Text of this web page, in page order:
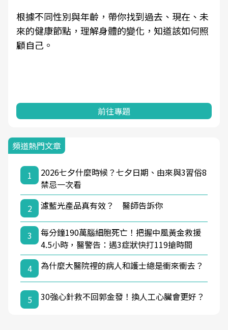
根據不同性別與年齡，帶你找到過去、現在、未
來的健康節點，理解身體的變化，知道該如何照
顧自己。
前往專題
頻道熱門文章
1
2026七夕什麼時候？七夕日期、由來與3習俗8
禁忌一次看
2
濾藍光產品真有效？ 醫師告訴你
3
每分鐘190萬腦細胞死亡！把握中風黃金救援
4.5小時，醫警告：遇3症狀快打119搶時間
4
為什麼大醫院裡的病人和護士總是衝來衝去？
5 30強心針救不回郭金發！換人工心臟會更好？